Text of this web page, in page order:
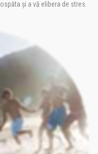
și a vă elibera de stres.